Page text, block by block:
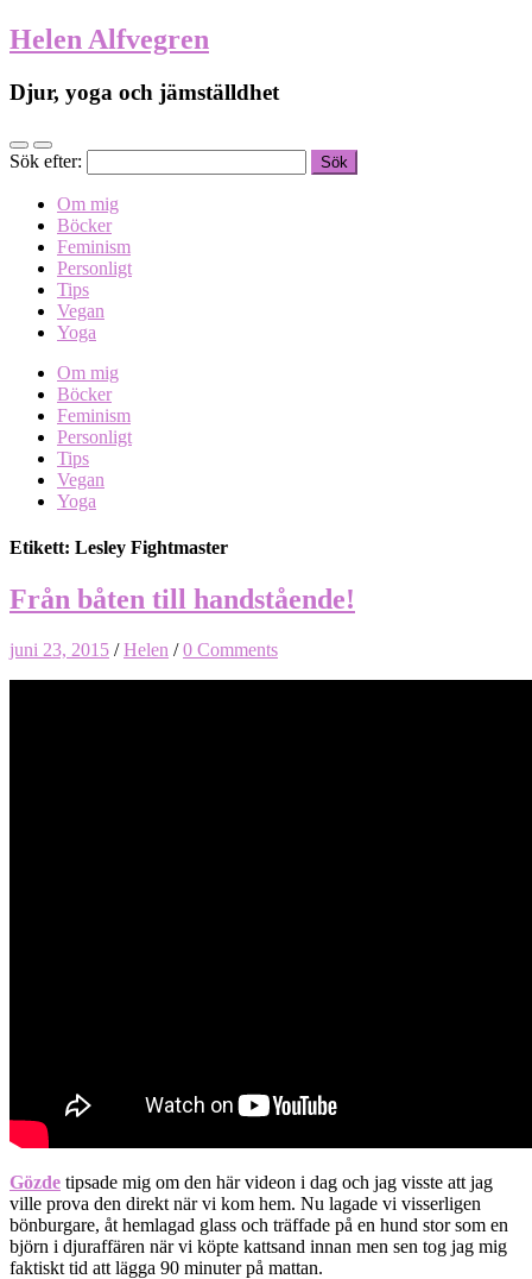
Helen Alfvegren
Djur, yoga och jämställdhet
Sök efter:
Om mig
Böcker
Feminism
Personligt
Tips
Vegan
Yoga
Om mig
Böcker
Feminism
Personligt
Tips
Vegan
Yoga
Etikett: Lesley Fightmaster
Från båten till handstående!
juni 23, 2015 /Helen /0 Comments
Gözde tipsade mig om den här videon i dag och jag visste att jag
ville prova den direkt när vi kom hem. Nu lagade vi visserligen
bönburgare, åt hemlagad glass och träffade på en hund stor som en
björn i djuraffären när vi köpte kattsand innan men sen tog jag mig
faktiskt tid att lägga 90 minuter på mattan.